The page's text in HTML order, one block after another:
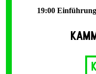
19:00